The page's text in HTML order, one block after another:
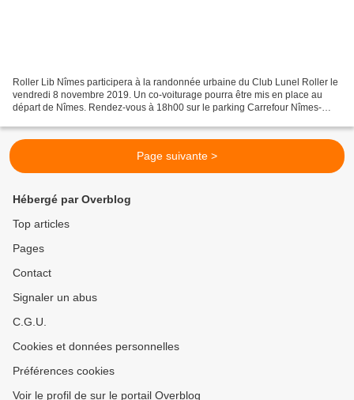
Roller Lib Nîmes participera à la randonnée urbaine du Club Lunel Roller le
vendredi 8 novembre 2019. Un co-voiturage pourra être mis en place au
départ de Nîmes. Rendez-vous à 18h00 sur le parking Carrefour Nîmes-
Page suivante >
Hébergé par Overblog
Top articles
Pages
Contact
Signaler un abus
C.G.U.
Cookies et données personnelles
Préférences cookies
Voir le profil de sur le portail Overblog